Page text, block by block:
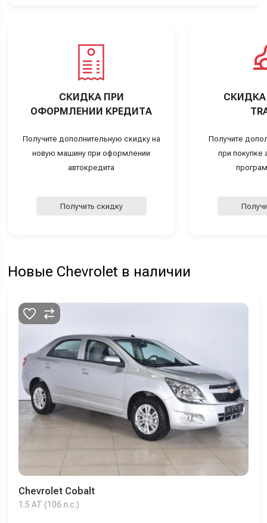
СКИДКА ПРИ
ОФОРМЛЕНИИ КРЕДИТА
Получите дополнительную скидку на
новую машину при оформлении
автокредита
Получить скидку
СКИДКА
Получите
при покупке
Новые Chevrolet в наличии
Chevrolet Cobalt
1.5 AT (106 л.с.)